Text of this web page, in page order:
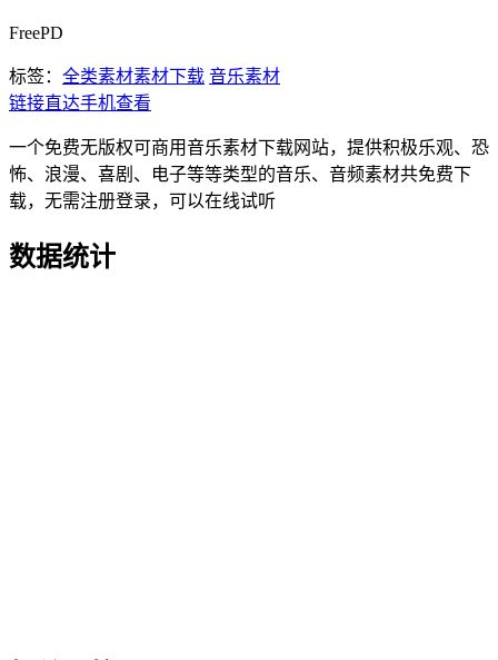
FreePD
标签： 全类素材素材下载 音乐素材
链接直达手机查看
一个免费无版权可商用音乐素材下载网站，提供积极乐观、恐
怖、浪漫、喜剧、电子等等类型的音乐、音频素材共免费下
载，无需注册登录，可以在线试听
数据统计